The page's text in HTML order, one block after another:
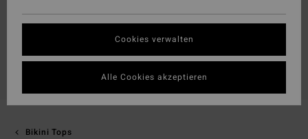
Bikini Tops
Cookies verwalten
Alle Cookies akzeptieren